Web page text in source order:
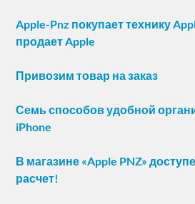
Apple-Pnz покупает технику
продает Apple
Привозим товар на заказ
Семь способов удобной
iPhone
В магазине «Apple PNZ»
расчет!